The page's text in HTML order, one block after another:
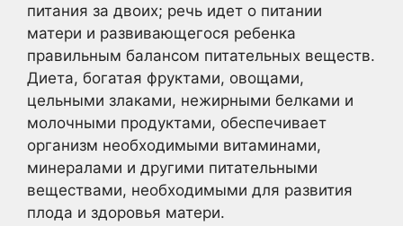
питания за двоих; речь идет о питании
матери и развивающегося ребенка
правильным балансом питательных веществ.
Диета, богатая фруктами, овощами,
цельными злаками, нежирными белками и
молочными продуктами, обеспечивает
организм необходимыми витаминами,
минералами и другими питательными
веществами, необходимыми для развития
плода и здоровья матери.